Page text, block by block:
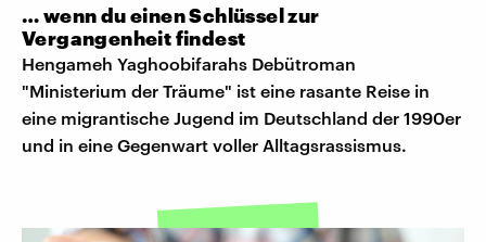
… wenn du einen Schlüssel zur
Vergangenheit findest
Hengameh Yaghoobifarahs Debütroman
"Ministerium der Träume" ist eine rasante Reise in
eine migrantische Jugend im Deutschland der 1990er
und in eine Gegenwart voller Alltagsrassismus.